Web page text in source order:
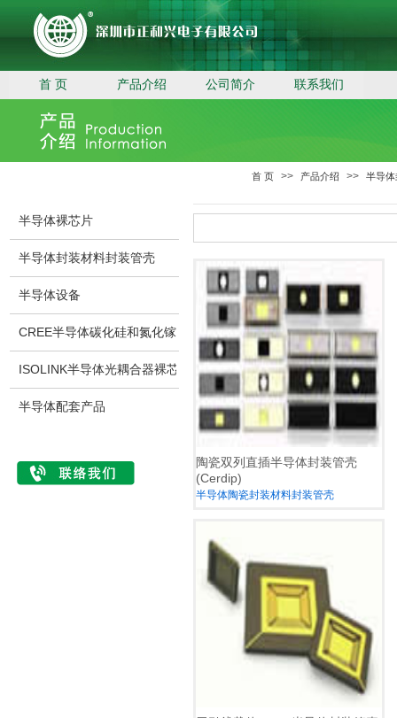
首 页 产品介绍 公司简介 联系我们
首 页 >> 产品介绍 >> 半导
半导体裸芯片
半导体封装材料封装管壳
半导体设备
CREE半导体碳化硅和氮化镓裸芯片
ISOLINK半导体光耦合器裸芯片
半导体配套产品
陶瓷双列直插半导体封装管壳
(Cerdip)
半导体陶瓷封装材料封装管壳